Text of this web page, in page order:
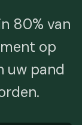
80% van
op
uw pand